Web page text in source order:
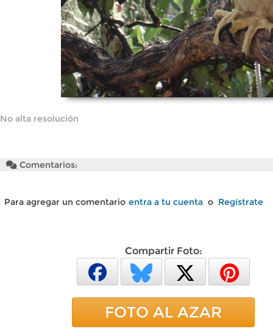
No alta resolución
Comentarios:
Para agregar un comentario entra a tu cuenta o Regístrate
Compartir Foto:
FOTO AL AZAR